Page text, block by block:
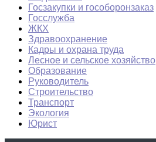
Госзакупки и гособоронзаказ
Госслужба
ЖКХ
Здравоохранение
Кадры и охрана труда
Лесное и сельское хозяйство
Образование
Руководитель
Строительство
Транспорт
Экология
Юрист